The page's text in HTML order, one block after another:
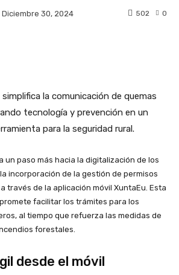
Diciembre 30, 2024 0
502
la comunicación de quemas
tecnología y prevención en un
para la seguridad rural.
un paso más hacia la digitalización de los
incorporación de la gestión de permisos
través de la aplicación móvil XuntaEu. Esta
facilitar los trámites para los
al tiempo que refuerza las medidas de
forestales.
desde el móvil